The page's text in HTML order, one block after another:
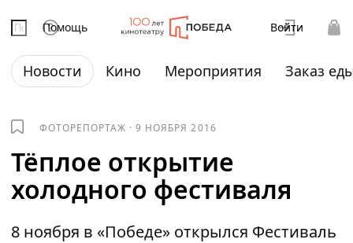
Помощь Войти
Новости Кино Мероприятия Заказ
ФОТОРЕПОРТАЖ ·9 НОЯБРЯ 2016
Тёплое открытие
холодного фестиваля
8 ноября в «Победе» открылся Фестиваль